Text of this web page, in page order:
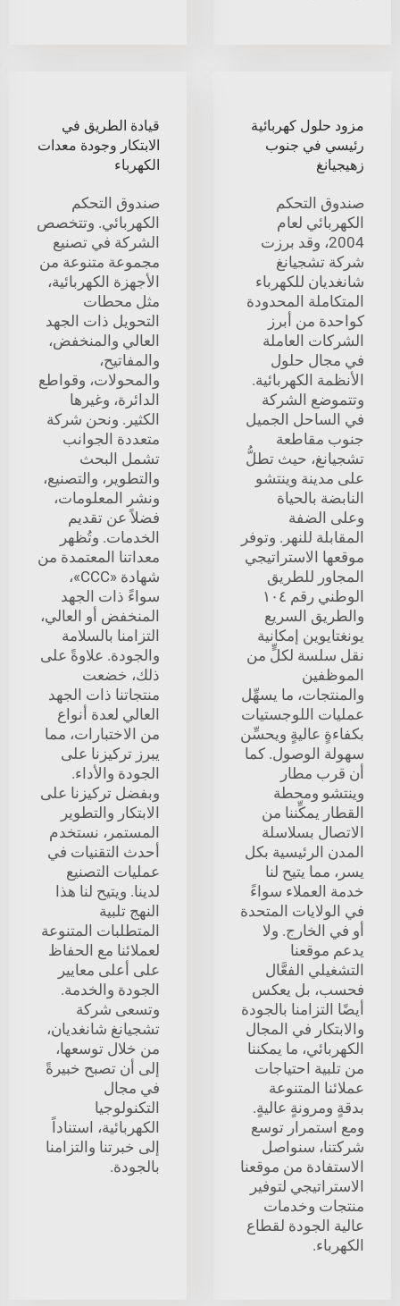
مزود حلول كهربائية
رئيسي في جنوب
زهيجيانغ
صندوق التحكم
الكهربائي لعام
2004، وقد برزت
شركة تشجيانغ
شانغديان للكهرباء
المتكاملة المحدودة
كواحدة من أبرز
الشركات العاملة
في مجال حلول
الأنظمة الكهربائية.
وتتموضع الشركة
في الساحل الجميل
جنوب مقاطعة
تشجيانغ، حيث تطلُّ
على مدينة وينتشو
النابضة بالحياة
وعلى الضفة
المقابلة للنهر. وتوفر
موقعها الاستراتيجي
المجاور للطريق
الوطني رقم ١٠٤
والطريق السريع
يونغتايوين إمكانية
نقل سلسة لكلٍّ من
الموظفين
والمنتجات، ما يسهِّل
عمليات اللوجستيات
بكفاءةٍ عاليةٍ ويحسِّن
سهولة الوصول. كما
أن قرب مطار
وينتشو ومحطة
القطار يمكِّننا من
الاتصال بسلاسلة
المدن الرئيسية بكل
يسر، مما يتيح لنا
خدمة العملاء سواءً
في الولايات المتحدة
أو في الخارج. ولا
يدعم موقعنا
التشغيلي الفعَّال
فحسب، بل يعكس
أيضًا التزامنا بالجودة
والابتكار في المجال
الكهربائي، ما يمكننا
من تلبية احتياجات
عملائنا المتنوعة
بدقةٍ ومرونةٍ عاليةٍ.
ومع استمرار توسع
شركتنا، سنواصل
الاستفادة من موقعنا
الاستراتيجي لتوفير
منتجات وخدمات
عالية الجودة لقطاع
الكهرباء.
قيادة الطريق في
الابتكار وجودة معدات
الكهرباء
صندوق التحكم
الكهربائي. وتتخصص
الشركة في تصنيع
مجموعة متنوعة من
الأجهزة الكهربائية،
مثل محطات
التحويل ذات الجهد
العالي والمنخفض،
والمفاتيح،
والمحولات، وقواطع
الدائرة، وغيرها
الكثير. ونحن شركة
متعددة الجوانب
تشمل البحث
والتطوير، والتصنيع،
ونشر المعلومات،
فضلاً عن تقديم
الخدمات. وتُظهر
معداتنا المعتمدة من
شهادة «CCC»،
سواءً ذات الجهد
المنخفض أو العالي،
التزامنا بالسلامة
والجودة. علاوةً على
ذلك، خضعت
منتجاتنا ذات الجهد
العالي لعدة أنواع
من الاختبارات، مما
يبرز تركيزنا على
الجودة والأداء.
وبفضل تركيزنا على
الابتكار والتطوير
المستمر، نستخدم
أحدث التقنيات في
عمليات التصنيع
لدينا. ويتيح لنا هذا
النهج تلبية
المتطلبات المتنوعة
لعملائنا مع الحفاظ
على أعلى معايير
الجودة والخدمة.
وتسعى شركة
تشجيانغ شانغديان،
من خلال توسعها،
إلى أن تصبح خبيرةً
في مجال
التكنولوجيا
الكهربائية، استناداً
إلى خبرتنا والتزامنا
بالجودة.